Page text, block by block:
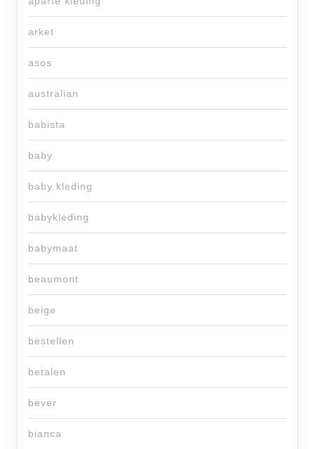
arket
asos
australian
babista
baby
baby kleding
babykleding
babymaat
beaumont
beige
bestellen
betalen
bever
bianca